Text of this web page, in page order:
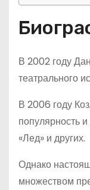
В 2002 году
театрального
В 2006 году
популярность
«Лед» и других.
Однако
множеством